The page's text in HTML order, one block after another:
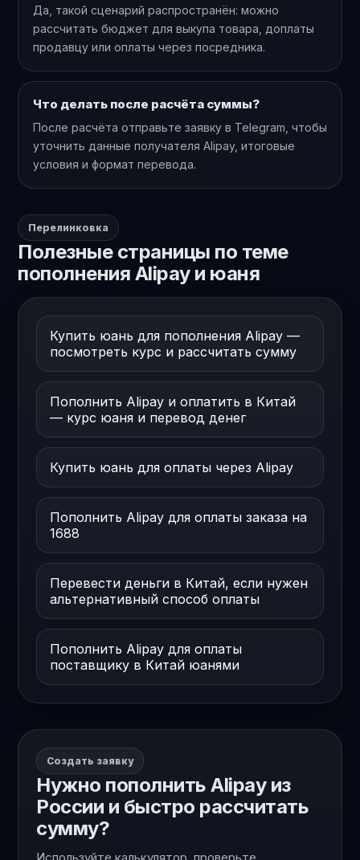
Да, такой сценарий распространён: можно
рассчитать бюджет для выкупа товара, доплаты
продавцу или оплаты через посредника.
Что делать после расчёта суммы?
После расчёта отправьте заявку в Telegram, чтобы
уточнить данные получателя Alipay, итоговые
условия и формат перевода.
Перелинковка
Полезные страницы по теме
пополнения Alipay и юаня
Купить юань для пополнения Alipay —
посмотреть курс и рассчитать сумму
Пополнить Alipay и оплатить в Китай
— курс юаня и перевод денег
Купить юань для оплаты через Alipay
Пополнить Alipay для оплаты заказа на
1688
Перевести деньги в Китай, если нужен
альтернативный способ оплаты
Пополнить Alipay для оплаты
поставщику в Китай юанями
Создать заявку
Нужно пополнить Alipay из
России и быстро рассчитать
сумму?